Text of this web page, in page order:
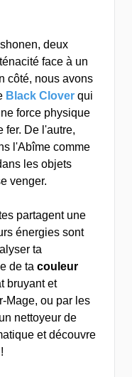
deux
face à un
côté, nous avons
Black Clover qui
force physique
fer. De l'autre,
l'Abîme comme
les objets
venger.
partagent une
énergies sont
ta
de ta couleur
bruyant et
Mage, ou par les
nettoyeur de
et découvre